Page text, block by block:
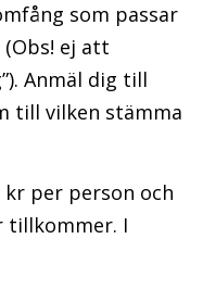
som passar
ej att
Anmäl dig till
till vilken stämma
per person och
tillkommer. I